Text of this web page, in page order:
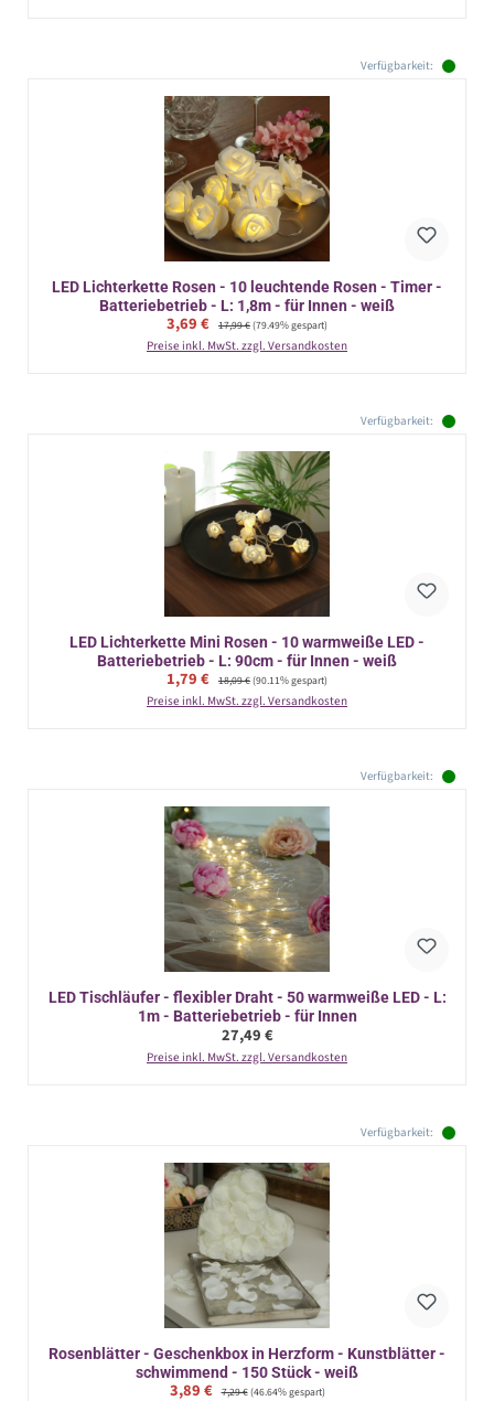
Verfügbarkeit:
LED Lichterkette Rosen - 10 leuchtende Rosen - Timer -
Batteriebetrieb - L: 1,8m - für Innen - weiß
Verkaufspreis:
3,69 € Regulärer Preis:
17,99 €(79.49% gespart)
Preise inkl. MwSt. zzgl. Versandkosten
Verfügbarkeit:
LED Lichterkette Mini Rosen - 10 warmweiße LED -
Batteriebetrieb - L: 90cm - für Innen - weiß
Verkaufspreis:
1,79 € Regulärer Preis:
18,09 €(90.11% gespart)
Preise inkl. MwSt. zzgl. Versandkosten
Verfügbarkeit:
LED Tischläufer - flexibler Draht - 50 warmweiße LED - L:
1m - Batteriebetrieb - für Innen
Regulärer Preis:
27,49 €
Preise inkl. MwSt. zzgl. Versandkosten
Verfügbarkeit:
Rosenblätter - Geschenkbox in Herzform - Kunstblätter -
schwimmend - 150 Stück - weiß
Verkaufspreis:
3,89 € Regulärer Preis:
7,29 €(46.64% gespart)